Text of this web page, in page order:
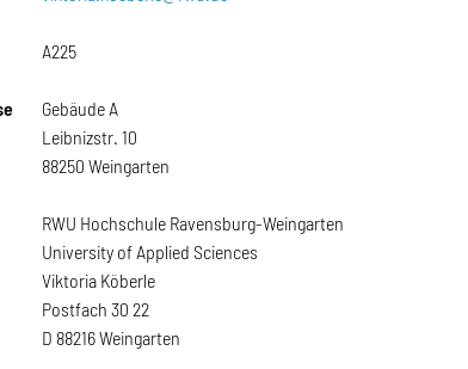
A225
Gebäude A
Leibnizstr. 10
88250 Weingarten
RWU Hochschule Ravensburg-Weingarten
University of Applied Sciences
Viktoria Köberle
Postfach 30 22
D 88216 Weingarten